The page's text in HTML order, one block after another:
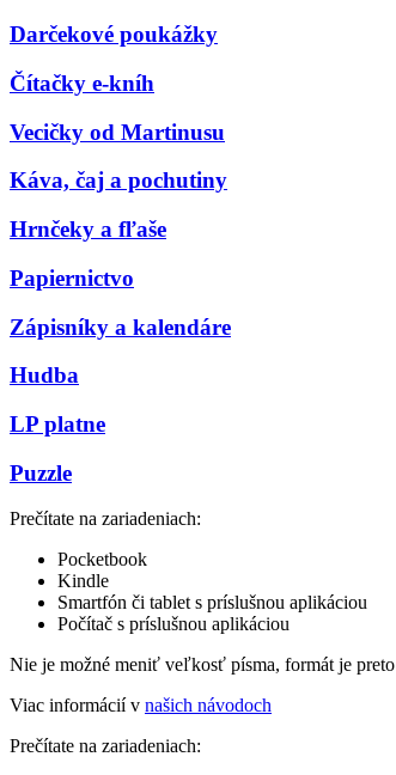
Darčekové poukážky
Čítačky e-kníh
Vecičky od Martinusu
Káva, čaj a pochutiny
Hrnčeky a fľaše
Papiernictvo
Zápisníky a kalendáre
Hudba
LP platne
Puzzle
Prečítate na zariadeniach:
Pocketbook
Kindle
Smartfón či tablet s príslušnou aplikáciou
Počítač s príslušnou aplikáciou
Nie je možné meniť veľkosť písma, formát je
Viac informácií v našich návodoch
Prečítate na zariadeniach: